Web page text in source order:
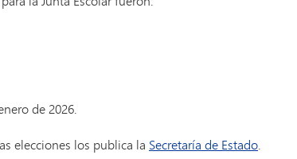
de 2026.
elecciones los publica la Secretaría de Estado.